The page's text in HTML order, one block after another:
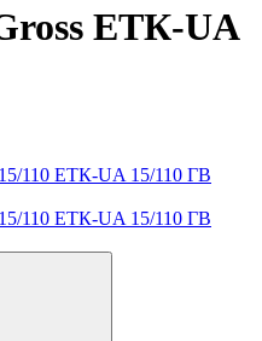
ETК-UA